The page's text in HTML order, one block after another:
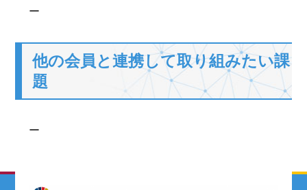
ー
他の会員と連携して取り組みたい課
題
ー